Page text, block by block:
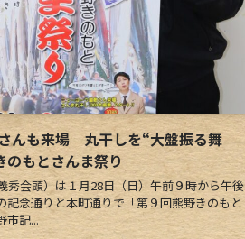
んも来場 丸干しを“大盤振る舞
もとさんま祭り
会頭）は１月28日（日）午前９時から午後
記念通りと本町通りで「第９回熊野きのもと
市記...